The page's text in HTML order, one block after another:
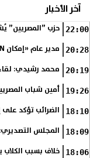
آخر الأخبار
22:00 حزب ”المصريين”
20:28 مدير عام «إمكان IMKAN»: الكوادر الوطنية المؤهلة هي الثروة الحقيقية لمستقبل التنمية في مصر
20:19 محمد رشيدي: لقاء
19:26 أمين شباب
18:10 الضرائب تؤكد على
18:09 المجلس التصديري: صادرات
18:06 خلاف بسبب